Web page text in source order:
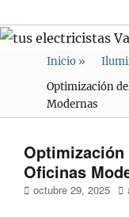
Inicio »
Optimización
Modernas
Oficinas
Publicado
octubre 29, 2025